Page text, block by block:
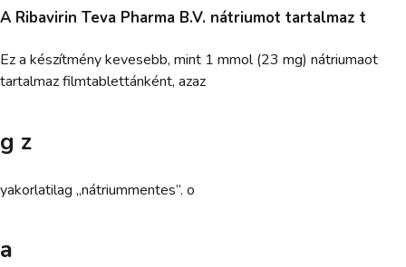
A Ribavirin Teva Pharma B.V. nátriumot tartalmaz t
Ez a készítmény kevesebb, mint 1 mmol (23 mg) nátriumaot
tartalmaz filmtablettánként, azaz
g z
yakorlatilag „nátriummentes”. o
a